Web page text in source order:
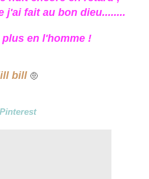
j'ai fait au bon dieu........
en l'homme !
bill 🤨
Pinterest